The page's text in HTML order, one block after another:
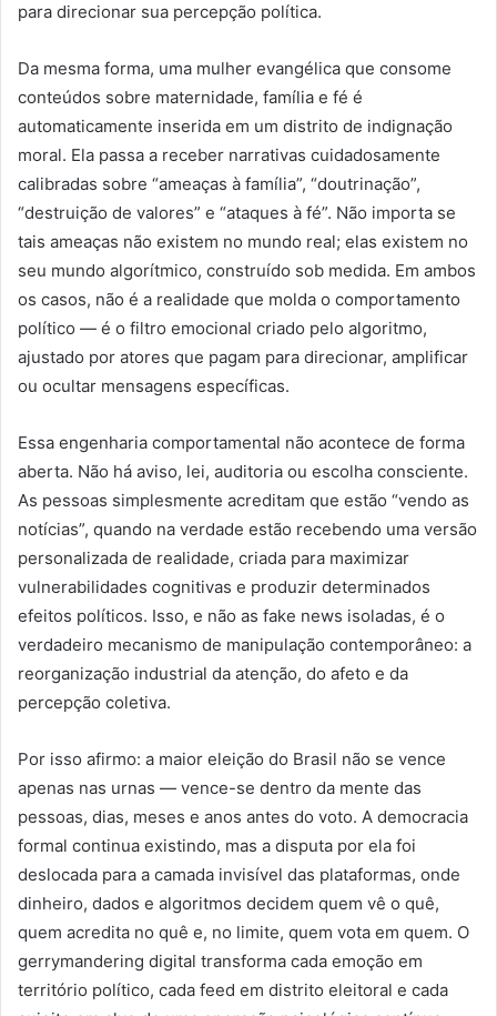
para direcionar sua percepção política.
Da mesma forma, uma mulher evangélica que consome
conteúdos sobre maternidade, família e fé é
automaticamente inserida em um distrito de indignação
moral. Ela passa a receber narrativas cuidadosamente
calibradas sobre “ameaças à família”, “doutrinação”,
“destruição de valores” e “ataques à fé”. Não importa se
tais ameaças não existem no mundo real; elas existem no
seu mundo algorítmico, construído sob medida. Em ambos
os casos, não é a realidade que molda o comportamento
político — é o filtro emocional criado pelo algoritmo,
ajustado por atores que pagam para direcionar, amplificar
ou ocultar mensagens específicas.
Essa engenharia comportamental não acontece de forma
aberta. Não há aviso, lei, auditoria ou escolha consciente.
As pessoas simplesmente acreditam que estão “vendo as
notícias”, quando na verdade estão recebendo uma versão
personalizada de realidade, criada para maximizar
vulnerabilidades cognitivas e produzir determinados
efeitos políticos. Isso, e não as fake news isoladas, é o
verdadeiro mecanismo de manipulação contemporâneo: a
reorganização industrial da atenção, do afeto e da
percepção coletiva.
Por isso afirmo: a maior eleição do Brasil não se vence
apenas nas urnas — vence-se dentro da mente das
pessoas, dias, meses e anos antes do voto. A democracia
formal continua existindo, mas a disputa por ela foi
deslocada para a camada invisível das plataformas, onde
dinheiro, dados e algoritmos decidem quem vê o quê,
quem acredita no quê e, no limite, quem vota em quem. O
gerrymandering digital transforma cada emoção em
território político, cada feed em distrito eleitoral e cada